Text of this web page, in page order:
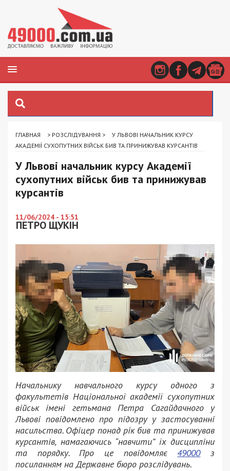
ГЛАВНАЯ > РОЗСЛІДУВАННЯ >
У ЛЬВОВІ НАЧАЛЬНИК КУРСУ
АКАДЕМІЇ СУХОПУТНИХ ВІЙСЬК БИВ ТА ПРИНИЖУВАВ КУРСАНТІВ
У Львові начальник курсу Академії
сухопутних військ бив та принижував
курсантів
11/06/2024 - 15:51
ПЕТРО ЩУКІН
Начальнику навчального курсу одного з
факультетів Національної академії сухопутних
військ імені гетьмана Петра Сагайдачного у
Львові повідомлено про підозру у застосуванні
насильства. Офіцер понад рік бив та принижував
курсантів, намагаючись “навчити” їх дисципліни
та порядку. Про це повідомляє49000з
посиланням на Державне бюро розслідувань.